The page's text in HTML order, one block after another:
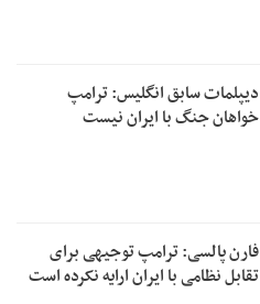
دیپلمات سابق انگلیس:‌ ترامپ
خواهان جنگ با ایران نیست
فارن پالسی: ترامپ توجیهی برای
تقابل نظامی با ایران ارایه نکرده است